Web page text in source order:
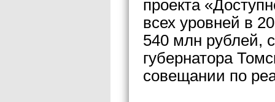
проекта
всех уровней в
540 млн рублей,
губернатора
совещании по